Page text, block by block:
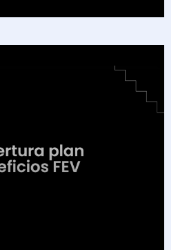
Beneficios en la Factura
en Colombia 2026